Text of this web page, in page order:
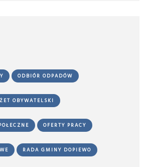
ODBIÓR ODPADÓW
OBYWATELSKI
OFERTY PRACY
RADA GMINY DOPIEWO